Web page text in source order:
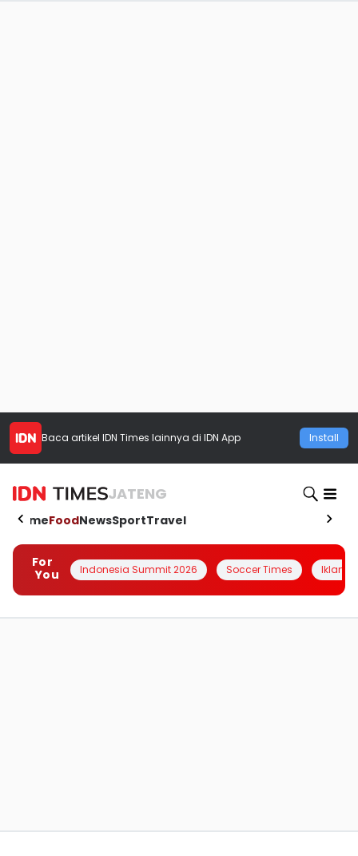
Baca artikel IDN Times lainnya di IDN App Install
JATENG
HomeFoodNewsSportTravel
For
You
Indonesia Summit 2026 Soccer Times Iklanin